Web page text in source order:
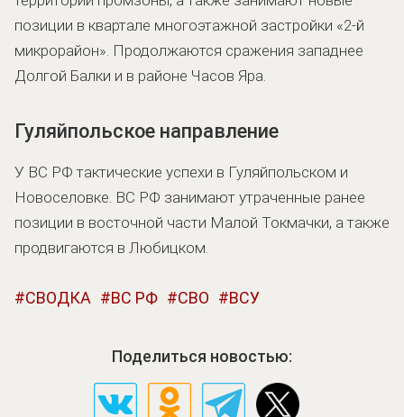
позиции в квартале многоэтажной застройки «2-й
микрорайон». Продолжаются сражения западнее
Долгой Балки и в районе Часов Яра.
Гуляйпольское направление
У ВС РФ тактические успехи в Гуляйпольском и
Новоселовке. ВС РФ занимают утраченные ранее
позиции в восточной части Малой Токмачки, а также
продвигаются в Любицком.
СВОДКА ВС РФ СВО ВСУ
Поделиться новостью: